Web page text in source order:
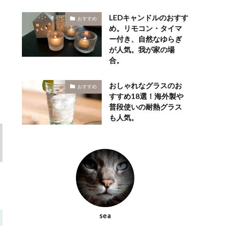
おすすめ
LEDキャンドルのおすす
め。リモコン・タイマ
ー付き、自然なゆらぎ
が人気。我が家の場
合。
おすすめ
おしゃれなグラスのお
すすめ18選！海外製や
普段使いの耐熱グラス
も人気。
sea